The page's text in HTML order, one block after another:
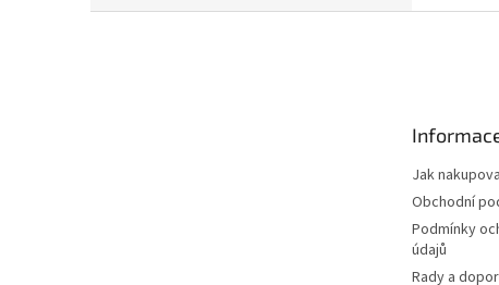
Jak
Obchodní
Podmínky
údajů
Rady a